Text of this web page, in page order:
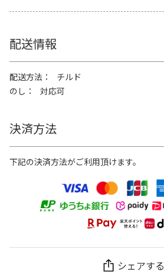
配送情報
配送方法
チルド
のし
対応可
決済方法
下記の決済方法がご利用頂けます。
シェアする